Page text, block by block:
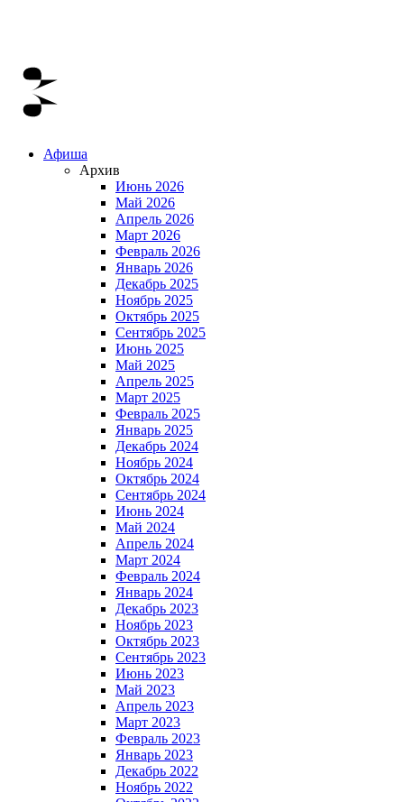
Афиша
Архив
Июнь 2026
Май 2026
Апрель 2026
Март 2026
Февраль 2026
Январь 2026
Декабрь 2025
Ноябрь 2025
Октябрь 2025
Сентябрь 2025
Июнь 2025
Май 2025
Апрель 2025
Март 2025
Февраль 2025
Январь 2025
Декабрь 2024
Ноябрь 2024
Октябрь 2024
Сентябрь 2024
Июнь 2024
Май 2024
Апрель 2024
Март 2024
Февраль 2024
Январь 2024
Декабрь 2023
Ноябрь 2023
Октябрь 2023
Сентябрь 2023
Июнь 2023
Май 2023
Апрель 2023
Март 2023
Февраль 2023
Январь 2023
Декабрь 2022
Ноябрь 2022